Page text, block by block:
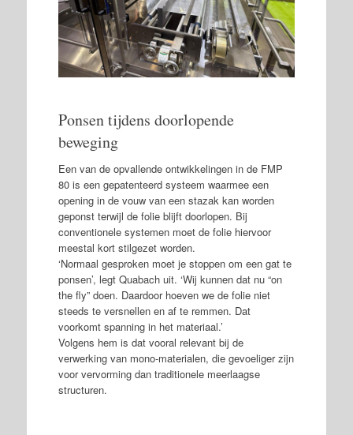
Ponsen tijdens doorlopende
beweging
Een van de opvallende ontwikkelingen in de FMP
80 is een gepatenteerd systeem waarmee een
opening in de vouw van een stazak kan worden
geponst terwijl de folie blijft doorlopen. Bij
conventionele systemen moet de folie hiervoor
meestal kort stilgezet worden.
‘Normaal gesproken moet je stoppen om een gat te
ponsen’, legt Quabach uit. ‘Wij kunnen dat nu “on
the fly” doen. Daardoor hoeven we de folie niet
steeds te versnellen en af te remmen. Dat
voorkomt spanning in het materiaal.’
Volgens hem is dat vooral relevant bij de
verwerking van mono-materialen, die gevoeliger zijn
voor vervorming dan traditionele meerlaagse
structuren.